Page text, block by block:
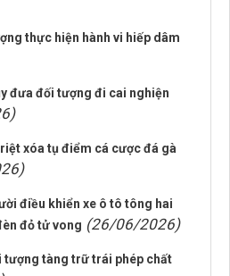
thực hiện hành vi hiếp dâm
đưa đối tượng đi cai nghiện
xóa tụ điểm cá cược đá gà
điều khiển xe ô tô tông hai
đỏ tử vong (26/06/2026)
tượng tàng trữ trái phép chất